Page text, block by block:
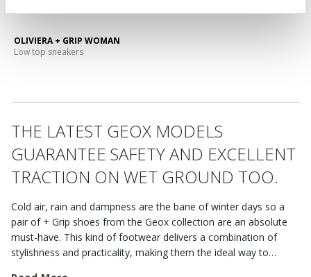
OLIVIERA + GRIP WOMAN
Low top sneakers
THE LATEST GEOX MODELS
GUARANTEE SAFETY AND EXCELLENT
TRACTION ON WET GROUND TOO.
Cold air, rain and dampness are the bane of winter days so a
pair of + Grip shoes from the Geox collection are an absolute
must-have. This kind of footwear delivers a combination of
stylishness and practicality, making them the ideal way to